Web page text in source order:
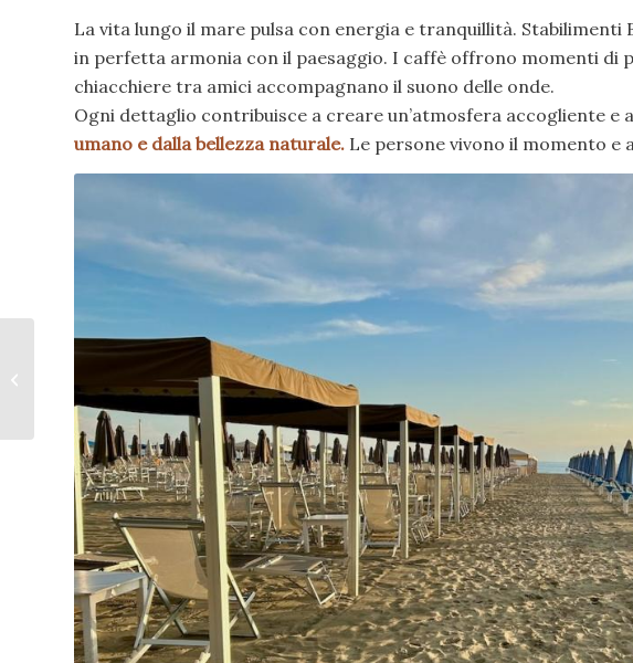
La vita lungo il mare pulsa con energia e tranquillità. Stabilimenti
in perfetta armonia con il paesaggio. I caffè offrono momenti di
chiacchiere tra amici accompagnano il suono delle onde.
Ogni dettaglio contribuisce a creare un’atmosfera accogliente e
umano e dalla bellezza naturale. Le persone vivono il momento e
Quanto è lunga la
passeggiata di Lido di
Camaiore?